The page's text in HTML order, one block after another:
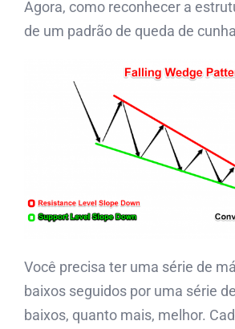
Agora, como reconhecer a
de um padrão de queda de
Você precisa ter uma série de
baixos seguidos por uma série
baixos, quanto mais, melhor.